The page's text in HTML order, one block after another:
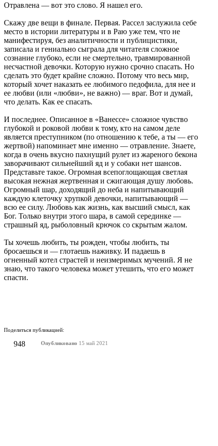
Отравлена — вот это слово. Я нашел его.
Скажу две вещи в финале. Первая. Рассел заслужила себе
место в истории литературы и в Раю уже тем, что не
манифестируя, без аналитичности и публицистики,
записала и гениально сыграла для читателя сложное
сознание глубоко, если не смертельно, травмированной
несчастной девочки. Которую нужно срочно спасать. Но
сделать это будет крайне сложно. Потому что весь мир,
который хочет наказать ее любимого педофила, для нее и
ее любви (или «любви», не важно) — враг. Вот и думай,
что делать. Как ее спасать.
И последнее. Описанное в «Ванессе» сложное чувство
глубокой и роковой любви к тому, кто на самом деле
является преступником (по отношению к тебе, а ты — его
жертвой) напоминает мне именно — отравление. Знаете,
когда в очень вкусно пахнущий рулет из жареного бекона
заворачивают сильнейший яд и у собаки нет шансов.
Представьте такое. Огромная всепоглощающая светлая
высокая нежная жертвенная и сжигающая душу любовь.
Огромный шар, доходящий до неба и напитывающий
каждую клеточку хрупкой девочки, напитывающий —
всю ее силу. Любовь как жизнь, как высший смысл, как
Бог. Только внутри этого шара, в самой серединке —
страшный яд, рыболовный крючок со скрытым жалом.
Ты хочешь любить, ты рожден, чтобы любить, ты
бросаешься и — глотаешь наживку. И падаешь в
огненный котел страстей и неизмеримых мучений. Я не
знаю, что такого человека может утешить, что его может
спасти.
Поделиться публикацией:
948 Опубликовано 15 май 2021